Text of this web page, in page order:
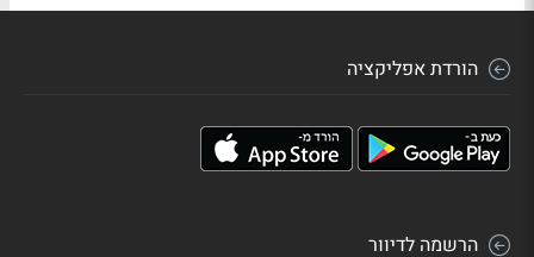
הורדת אפליקציה
הרשמה לדיוור